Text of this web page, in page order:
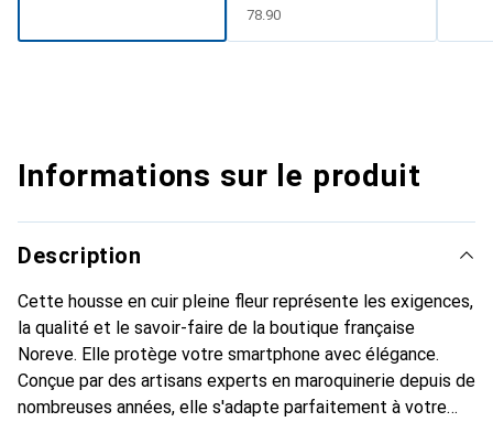
CHF
78.90
Informations sur le produit
Description
Cette housse en cuir pleine fleur représente les exigences,
la qualité et le savoir-faire de la boutique française
Noreve. Elle protège votre smartphone avec élégance.
Conçue par des artisans experts en maroquinerie depuis de
nombreuses années, elle s'adapte parfaitement à votre